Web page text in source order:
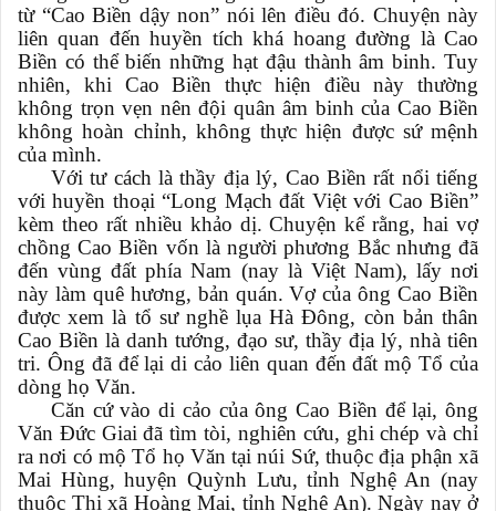
từ “Cao Biền dậy non” nói lên điều đó. Chuyện này
liên quan đến huyền tích khá hoang đường là Cao
Biền có thể biến những hạt đậu thành âm binh. Tuy
nhiên, khi Cao Biền thực hiện điều này thường
không trọn vẹn nên đội quân âm binh của Cao Biền
không hoàn chỉnh, không thực hiện được sứ mệnh
của mình.
Với tư cách là thầy địa lý, Cao Biền rất nổi tiếng
với huyền thoại “Long Mạch đất Việt với Cao Biền”
kèm theo rất nhiều khảo dị. Chuyện kể rằng, hai vợ
chồng Cao Biền vốn là người phương Bắc nhưng đã
đến vùng đất phía Nam (nay là Việt Nam), lấy nơi
này làm quê hương, bản quán. Vợ của ông Cao Biền
được xem là tổ sư nghề lụa Hà Đông, còn bản thân
Cao Biền là danh tướng, đạo sư, thầy địa lý, nhà tiên
tri. Ông đã để lại di cảo liên quan đến đất mộ Tổ của
dòng họ Văn.
Căn cứ vào di cảo của ông Cao Biền để lại, ông
Văn Đức Giai đã tìm tòi, nghiên cứu, ghi chép và chỉ
ra nơi có mộ Tổ họ Văn tại núi Sứ, thuộc địa phận xã
Mai Hùng, huyện Quỳnh Lưu, tỉnh Nghệ An (nay
thuộc Thị xã Hoàng Mai, tỉnh Nghệ An). Ngày nay ở